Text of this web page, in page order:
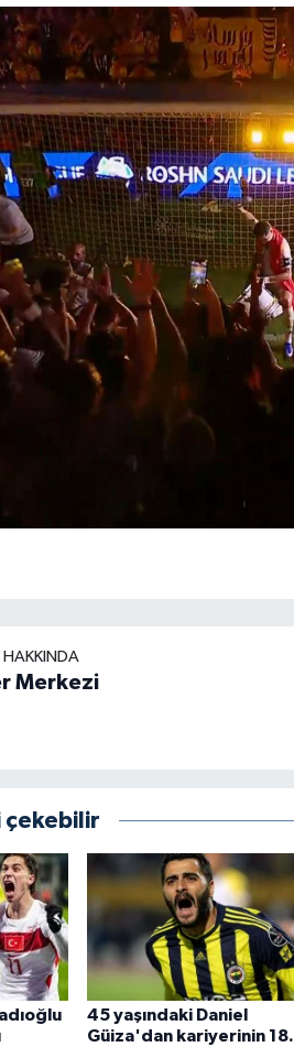
HAKKINDA
Merkezi
çekebilir
45 yaşındaki Daniel
Güiza'dan kariyerinin 18.